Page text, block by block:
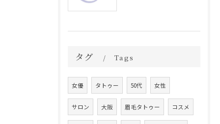
タグ Tags
女優 タトゥー 50代 女性
サロン 大阪 眉毛タトゥー コスメ